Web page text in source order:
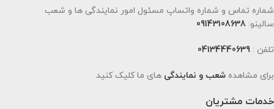
شماره تماس و شماره واتساپ مسئول امور نمایندگی ها و شعب
سالینو: 09143108638
تلفن : 04134440639
برای مشاهده شعب و نمایندگی های ما کلیک کنید
خدمات مشتریان